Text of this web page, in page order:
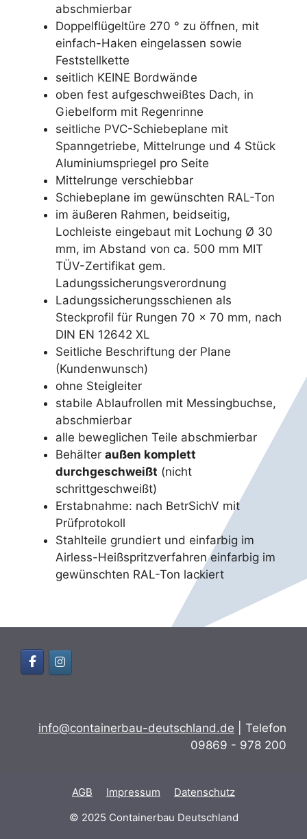
abschmierbar
Doppelflügeltüre 270 ° zu öffnen, mit
einfach-Haken eingelassen sowie
Feststellkette
seitlich KEINE Bordwände
oben fest aufgeschweißtes Dach, in
Giebelform mit Regenrinne
seitliche PVC-Schiebeplane mit
Spanngetriebe, Mittelrunge und 4 Stück
Aluminiumspriegel pro Seite
Mittelrunge verschiebbar
Schiebeplane im gewünschten RAL-Ton
im äußeren Rahmen, beidseitig,
Lochleiste eingebaut mit Lochung Ø 30
mm, im Abstand von ca. 500 mm MIT
TÜV-Zertifikat gem.
Ladungssicherungsverordnung
Ladungssicherungsschienen als
Steckprofil für Rungen 70 x 70 mm, nach
DIN EN 12642 XL
Seitliche Beschriftung der Plane
(Kundenwunsch)
ohne Steigleiter
stabile Ablaufrollen mit Messingbuchse,
abschmierbar
alle beweglichen Teile abschmierbar
Behälter außen komplett
durchgeschweißt (nicht
schrittgeschweißt)
Erstabnahme: nach BetrSichV mit
Prüfprotokoll
Stahlteile grundiert und einfarbig im
Airless-Heißspritzverfahren einfarbig im
gewünschten RAL-Ton lackiert
info@containerbau-deutschland.de | Telefon
09869 - 978 200
AGB Impressum
Datenschutz
© 2025 Containerbau Deutschland